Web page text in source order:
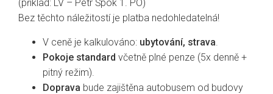
(příklad: LV – Petr Špok 1. PO)
Bez těchto náležitostí je platba nedohledatelná!
V ceně je kalkulováno: ubytování, strava.
Pokoje standard včetně plné penze (5x denně +
pitný režim).
Doprava bude zajištěna autobusem od budovy